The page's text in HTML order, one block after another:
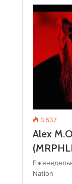
3 537
Alex
Nation